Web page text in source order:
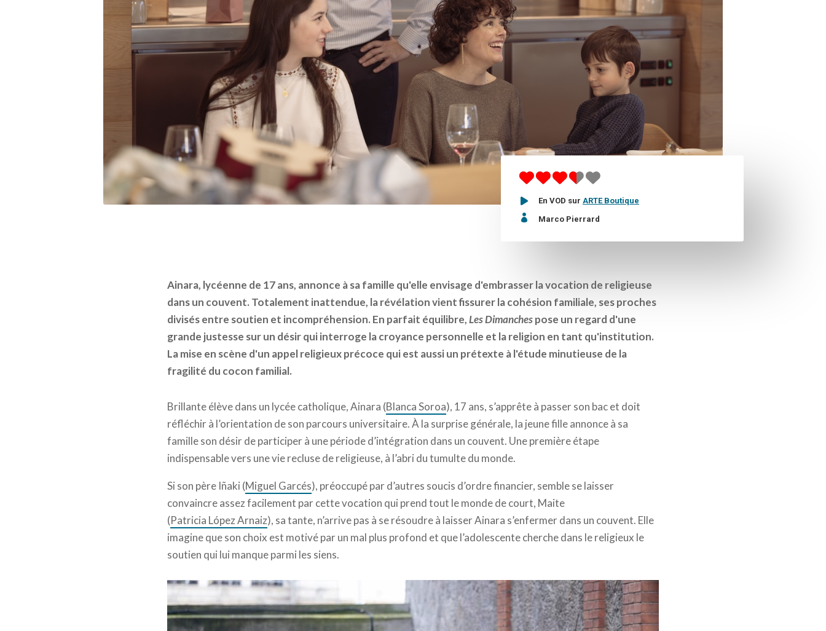
En VOD sur ARTE Boutique
 Marco Pierrard
Ainara, lycéenne de 17 ans, annonce à sa famille qu'elle envisage d'embrasser la vocation de religieuse
dans un couvent. Totalement inattendue, la révélation vient fissurer la cohésion familiale, ses proches
divisés entre soutien et incompréhension. En parfait équilibre,Les Dimanchespose un regard d'une
grande justesse sur un désir qui interroge la croyance personnelle et la religion en tant qu'institution.
La mise en scène d'un appel religieux précoce qui est aussi un prétexte à l'étude minutieuse de la
fragilité du cocon familial.
Brillante élève dans un lycée catholique, Ainara (Blanca Soroa), 17 ans, s’apprête à passer son bac et doit
réfléchir à l’orientation de son parcours universitaire. À la surprise générale, la jeune fille annonce à sa
famille son désir de participer à une période d’intégration dans un couvent. Une première étape
indispensable vers une vie recluse de religieuse, à l’abri du tumulte du monde.
Si son père Iñaki (Miguel Garcés), préoccupé par d’autres soucis d’ordre financier, semble se laisser
convaincre assez facilement par cette vocation qui prend tout le monde de court, Maite
(Patricia López Arnaiz), sa tante, n’arrive pas à se résoudre à laisser Ainara s’enfermer dans un couvent. Elle
imagine que son choix est motivé par un mal plus profond et que l’adolescente cherche dans le religieux le
soutien qui lui manque parmi les siens.